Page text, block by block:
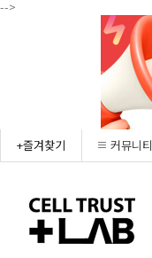
-->
+즐겨찾기 커뮤니티